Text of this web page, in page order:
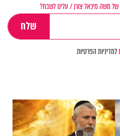
משה מיכאל צורן / עלינו לשבח?
למדיניות הפרטיות